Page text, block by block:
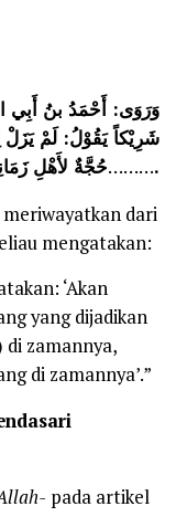
وَرَوَى: أَحْمَدُ بنُ أَبِي
شَرِيْكاً يَقُوْلُ: لَمْ
………حُجَّةٌ لأَهْلِ زَمَانِه.
dari
mengatakan:
‘Akan
yang dijadikan
zamannya,
di zamannya’.”
pada artikel